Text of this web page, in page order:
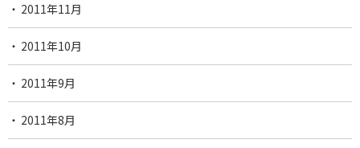
2011年11月
2011年10月
2011年9月
2011年8月